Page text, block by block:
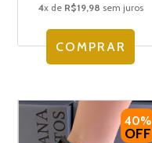
4x de R$19,98 sem juros
COMPRAR
40%
OFF